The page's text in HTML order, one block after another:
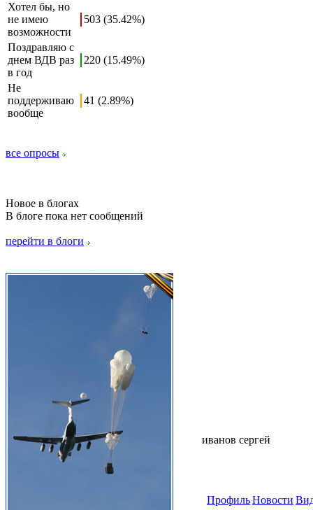
Хотел бы, но
не имею
возможности
503 (35.42%)
Поздравляю с
днем ВДВ раз
в год
220 (15.49%)
Не
поддерживаю
вообще
41 (2.89%)
все опросы
Новое в блогах
В блоге пока нет сообщений
перейти в блоги
иванов сергей
ПрофильНовости